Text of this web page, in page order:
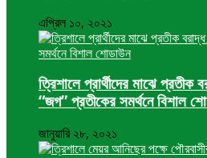
এপ্রিল ১০, ২০২১
ত্রিশালে প্রার্থীদের মাঝে প্রতীক
“জগ” প্রতীকের সমর্থনে বিশাল
জানুয়ারি ২৮, ২০২১